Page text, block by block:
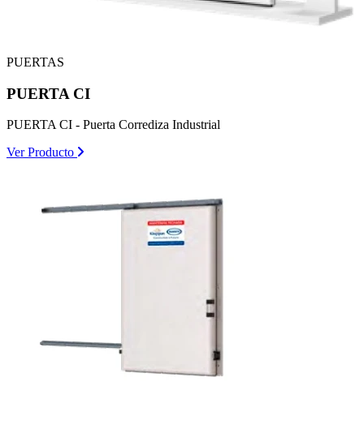
PUERTAS
PUERTA CI
PUERTA CI - Puerta Corrediza Industrial
Ver Producto